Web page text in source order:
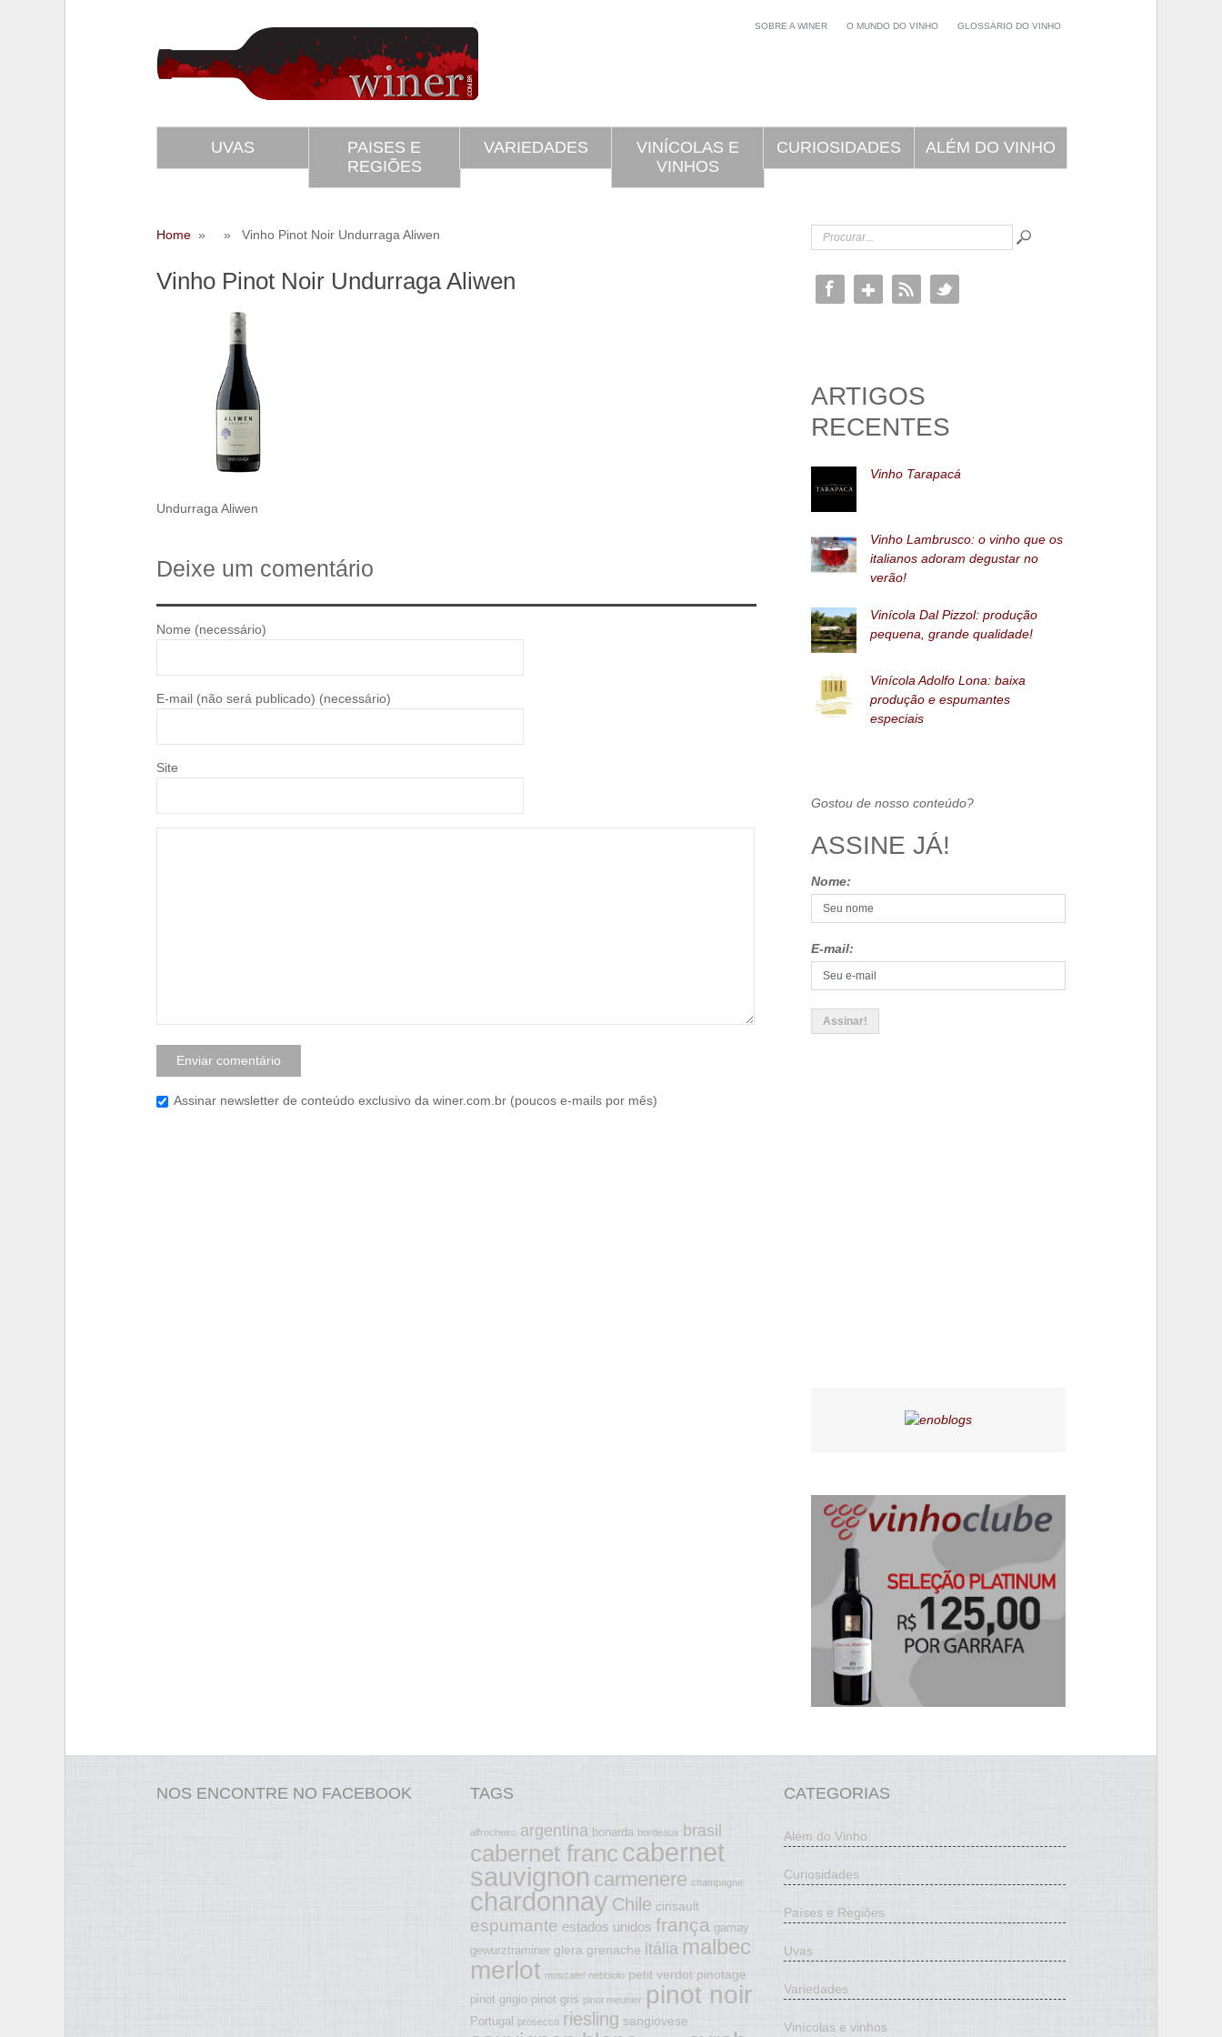
SOBRE A WINER O MUNDO DO VINHO GLOSSÁRIO DO VINHO
UVAS
PAISES E
REGIÕES
VARIEDADES
VINÍCOLAS E
VINHOS
CURIOSIDADES ALÉM DO VINHO
Home » » Vinho Pinot Noir Undurraga Aliwen
Vinho Pinot Noir Undurraga Aliwen
Undurraga Aliwen
Deixe um comentário
Nome (necessário)
E-mail (não será publicado) (necessário)
Site
Assinar newsletter de conteúdo exclusivo da winer.com.br (poucos e-mails por mês)
ARTIGOS
RECENTES
Vinho Tarapacá
Vinho Lambrusco: o vinho que os
italianos adoram degustar no
verão!
Vinícola Dal Pizzol: produção
pequena, grande qualidade!
Vinícola Adolfo Lona: baixa
produção e espumantes
especiais
Gostou de nosso conteúdo?
ASSINE JÁ!
Nome:
E-mail:
NOS ENCONTRE NO FACEBOOK TAGS
alfrocheiro argentina bonarda bordeaux brasil
cabernet franc cabernet
sauvignon carmenere champagne
chardonnay Chile cinsault
espumante estados unidos frança gamay
gewurztraminer glera grenache itália malbec
merlot moscatel nebbiolo petit verdot pinotage
pinot grigio pinot gris pinot meunier pinot noir
Portugal prosecco riesling sangiovese
CATEGORIAS
Além do Vinho
Curiosidades
Países e Regiões
Uvas
Variedades
Vinícolas e vinhos